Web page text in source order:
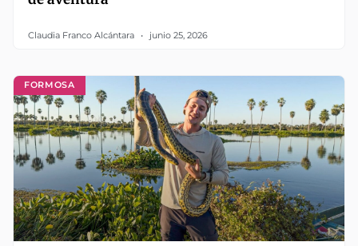
Claudia Franco Alcántara junio 25, 2026
FORMOSA